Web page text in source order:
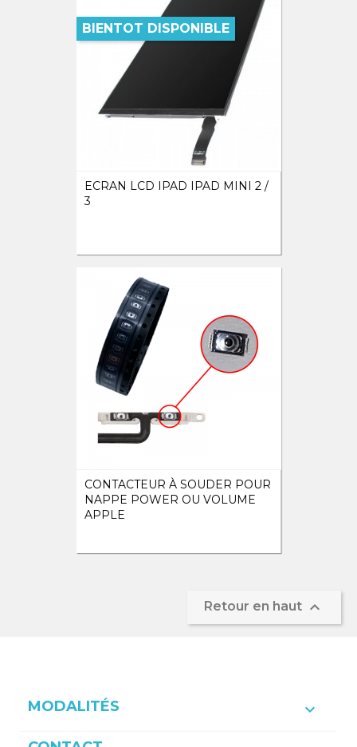
ECRAN LCD IPAD IPAD MINI 2 /
3
BIENTOT DISPONIBLE
CONTACTEUR À SOUDER POUR
NAPPE POWER OU VOLUME
APPLE
Retour en haut 
MODALITÉS 